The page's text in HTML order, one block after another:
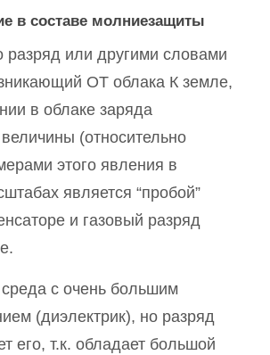
в составе молниезащиты
разряд или другими словами
ОТ облака К земле,
в облаке заряда
величины (относительно
этого явления в
является “пробой”
и газовый разряд
среда с очень большим
(диэлектрик), но разряд
его, т.к. обладает большой